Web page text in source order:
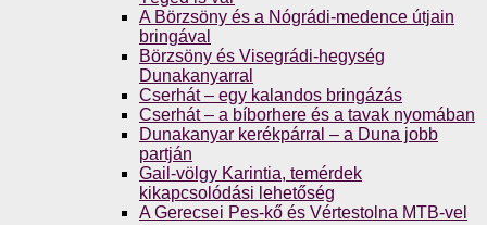
A Börzsöny és a Nógrádi-medence útjain
bringával
Börzsöny és Visegrádi-hegység
Dunakanyarral
Cserhát – egy kalandos bringázás
Cserhát – a bíborhere és a tavak nyomában
Dunakanyar kerékpárral – a Duna jobb
partján
Gail-völgy Karintia, temérdek
kikapcsolódási lehetőség
A Gerecsei Pes-kő és Vértestolna MTB-vel